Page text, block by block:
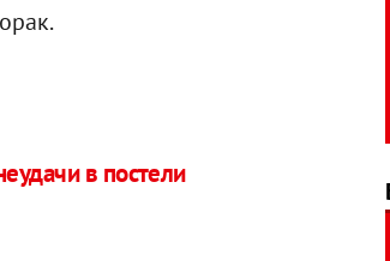
в постели